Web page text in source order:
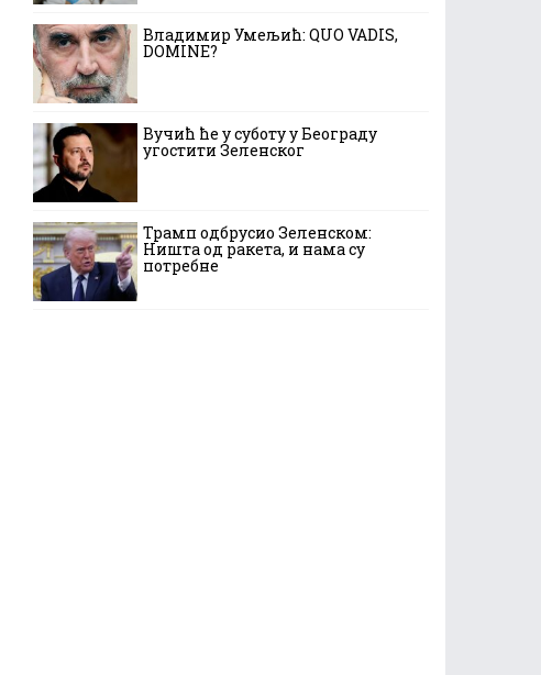
Владимир Умељић: QUO VADIS,
DOMINE?
Вучић ће у суботу у Београду
угостити Зеленског
Трамп одбрусио Зеленском:
Ништа од ракета, и нама су
потребне